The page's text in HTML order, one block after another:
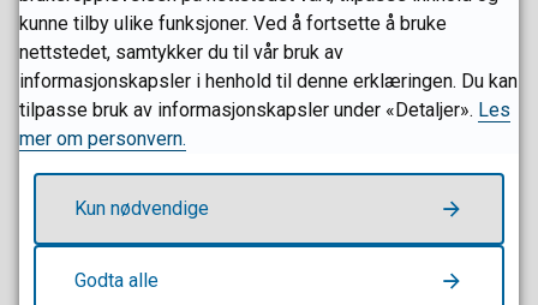
vel.
Sandefjord hundepark driftes av Sandefjord hundeklubb.
Fant du det du lette etter?
kunne tilby ulike funksjoner. Ved å fortsette å bruke
nettstedet, samtykker du til vår bruk av
informasjonskapsler i henhold til denne erklæringen. Du kan
tilpasse bruk av informasjonskapsler under «Detaljer». Les
mer om personvern.
Kun nødvendige
Godta alle